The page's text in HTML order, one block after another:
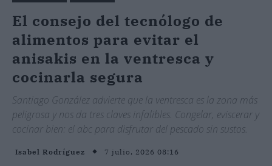
El consejo del tecnólogo de
alimentos para evitar el
anisakis en la ventresca y
cocinarla segura
Santiago González advierte que la ventresca es la zona más
peligrosa y nos da tres claves infalibles. Congelar, eviscerar y
cocinar bien: el abc para disfrutar del pescado sin sustos.
Isabel Rodríguez 7 julio, 2026 08:16